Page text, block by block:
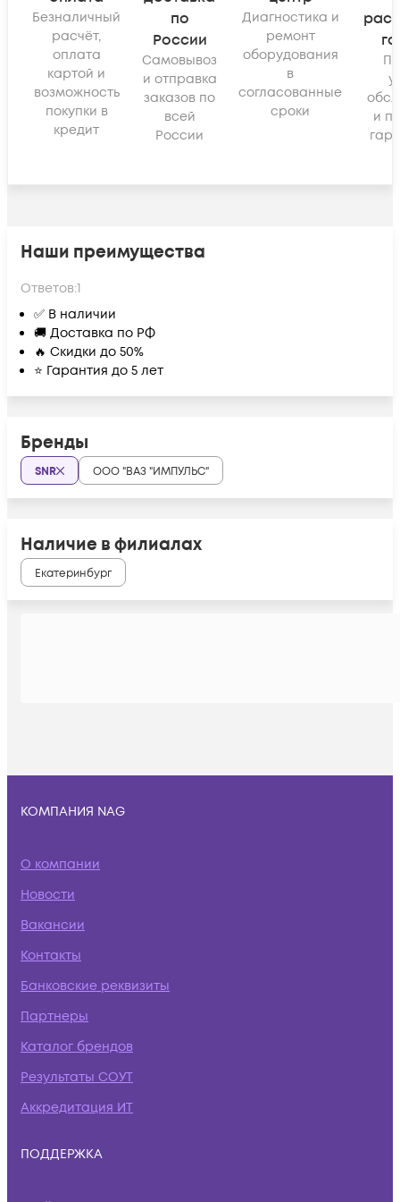
Безналичный
расчёт,
оплата
картой и
возможность
покупки в
кредит
по
России
Самовывоз
и отправка
заказов по
всей
России
Диагностика и
ремонт
оборудования
в
согласованные
сроки
и
Наши преимущества
Ответов:1
✅ В наличии
🚚 Доставка по РФ
🔥 Скидки до 50%
⭐ Гарантия до 5 лет
Бренды
SNR ООО "ВАЗ "ИМПУЛЬС"
Наличие в филиалах
Екатеринбург
КОМПАНИЯ NAG
О компании
Новости
Вакансии
Контакты
Банковские реквизиты
Партнеры
Каталог брендов
Результаты СОУТ
Аккредитация ИТ
ПОДДЕРЖКА